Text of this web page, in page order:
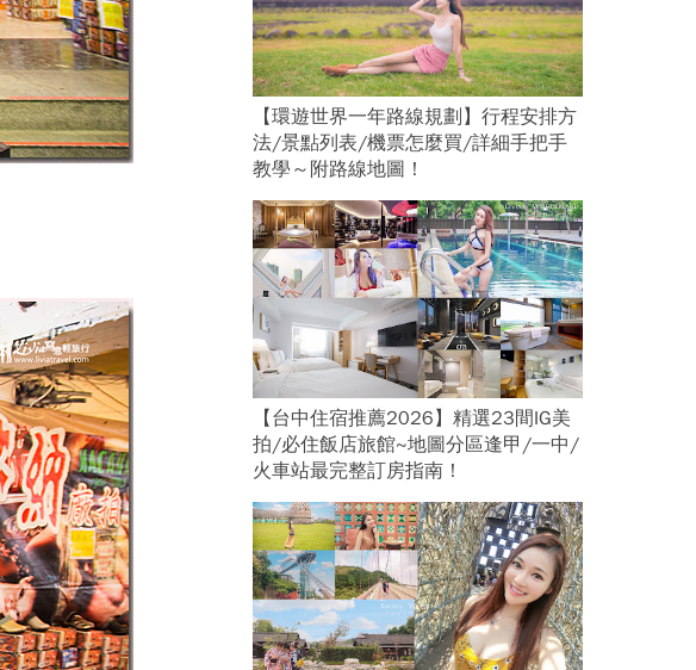
【環遊世界一年路線規劃】行程安排方
法/景點列表/機票怎麼買/詳細手把手
教學～附路線地圖！
【台中住宿推薦2026】精選23間IG美
拍/必住飯店旅館~地圖分區逢甲/一中/
火車站最完整訂房指南！